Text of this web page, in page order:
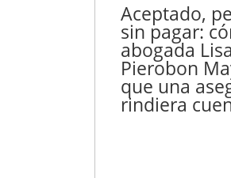
Aceptado,
sin pagar:
abogada Lisa
Pierobon
que una
rindiera